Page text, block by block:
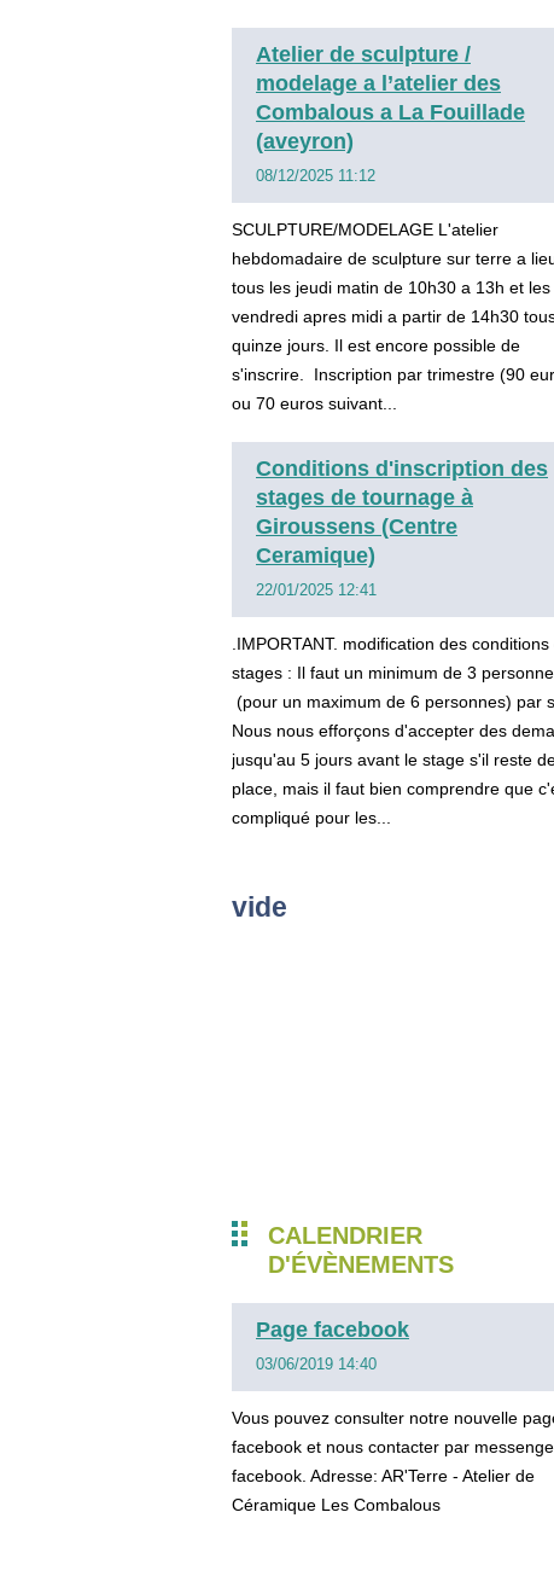
Atelier de sculpture /
modelage a l’atelier des
Combalous a La Fouillade
(aveyron)
08/12/2025 11:12
SCULPTURE/MODELAGE L'atelier
hebdomadaire de sculpture sur terre a
tous les jeudi matin de 10h30 a 13h et les
vendredi apres midi a partir de 14h30
quinze jours. Il est encore possible de
s'inscrire. Inscription par trimestre (90
ou 70 euros suivant...
Conditions d'inscription des
stages de tournage à
Giroussens (Centre
Ceramique)
22/01/2025 12:41
.IMPORTANT. modification des conditions
stages : Il faut un minimum de 3
(pour un maximum de 6 personnes) par
Nous nous efforçons d'accepter des
jusqu'au 5 jours avant le stage s'il reste
place, mais il faut bien comprendre que
compliqué pour les...
vide
CALENDRIER
D'ÉVÈNEMENTS
Page facebook
03/06/2019 14:40
Vous pouvez consulter notre nouvelle
facebook et nous contacter par
facebook. Adresse: AR'Terre - Atelier de
Céramique Les Combalous